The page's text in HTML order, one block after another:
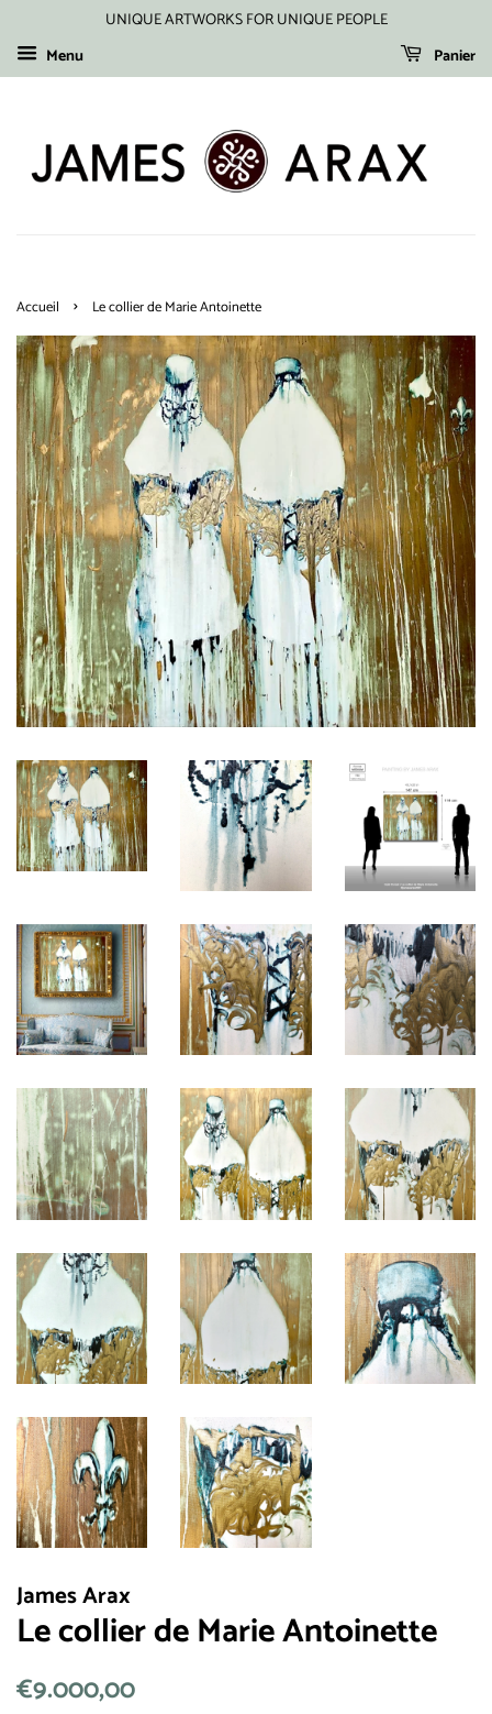
UNIQUE ARTWORKS FOR UNIQUE PEOPLE
Menu
Panier
Accueil › Le collier de Marie Antoinette
James Arax
Le collier de Marie Antoinette
Prix
€9.000,00